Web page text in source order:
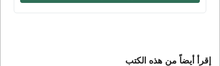
إقرأ أيضاً من هذه الكتب